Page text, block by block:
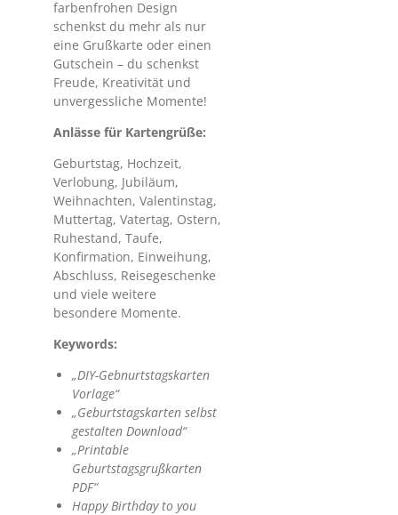
farbenfrohen Design
schenkst du mehr als nur
eine Grußkarte oder einen
Gutschein – du schenkst
Freude, Kreativität und
unvergessliche Momente!
Anlässe für Kartengrüße:
Geburtstag, Hochzeit,
Verlobung, Jubiläum,
Weihnachten, Valentinstag,
Muttertag, Vatertag, Ostern,
Ruhestand, Taufe,
Konfirmation, Einweihung,
Abschluss, Reisegeschenke
und viele weitere
besondere Momente.
Keywords:
„DIY-Gebnurtstagskarten
Vorlage“
„Geburtstagskarten selbst
gestalten Download“
„Printable
Geburtstagsgrußkarten
PDF“
Happy Birthday to you